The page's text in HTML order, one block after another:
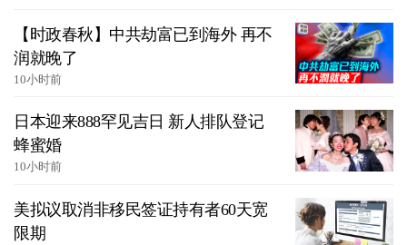
【时政春秋】中共劫富已到海外 再不
润就晚了
10小时前
日本迎来888罕见吉日 新人排队登记
蜂蜜婚
10小时前
美拟议取消非移民签证持有者60天宽
限期